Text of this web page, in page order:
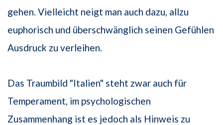
gehen. Vielleicht neigt man auch dazu, allzu
euphorisch und überschwänglich seinen Gefühlen
Ausdruck zu verleihen.
Das Traumbild "Italien" steht zwar auch für
Temperament, im psychologischen
Zusammenhang ist es jedoch als Hinweis zu